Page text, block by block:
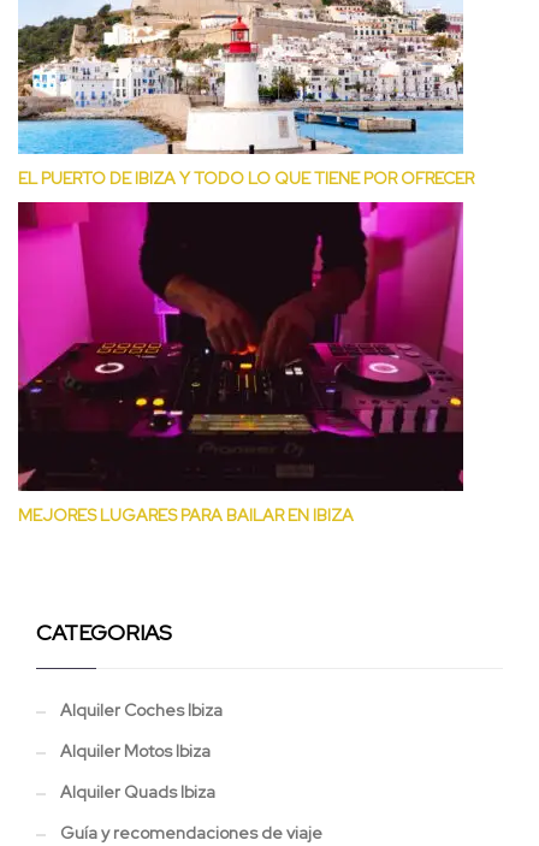
EL PUERTO DE IBIZA Y TODO LO QUE TIENE POR OFRECER
MEJORES LUGARES PARA BAILAR EN IBIZA
CATEGORIAS
Alquiler Coches Ibiza
Alquiler Motos Ibiza
Alquiler Quads Ibiza
Guía y recomendaciones de viaje